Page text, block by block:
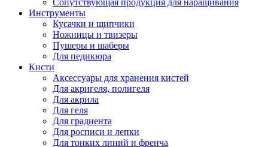
Сопутствующая продукция для наращивания
Инструменты
Кусачки и щипчики
Ножницы и твизеры
Пушеры и шаберы
Для педикюра
Кисти
Аксессуары для хранения кистей
Для акригеля, полигеля
Для акрила
Для геля
Для градиента
Для росписи и лепки
Для тонких линий и френча